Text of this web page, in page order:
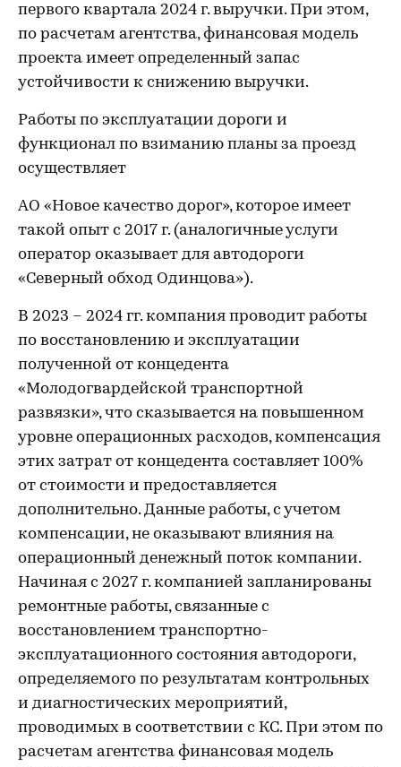
первого квартала 2024 г. выручки. При этом,
по расчетам агентства, финансовая модель
проекта имеет определенный запас
устойчивости к снижению выручки.
Работы по эксплуатации дороги и
функционал по взиманию планы за проезд
осуществляет
АО «Новое качество дорог», которое имеет
такой опыт с 2017 г. (аналогичные услуги
оператор оказывает для автодороги
«Северный обход Одинцова»).
В 2023 – 2024 гг. компания проводит работы
по восстановлению и эксплуатации
полученной от концедента
«Молодогвардейской транспортной
развязки», что сказывается на повышенном
уровне операционных расходов, компенсация
этих затрат от концедента составляет 100%
от стоимости и предоставляется
дополнительно. Данные работы, с учетом
компенсации, не оказывают влияния на
операционный денежный поток компании.
Начиная с 2027 г. компанией запланированы
ремонтные работы, связанные с
восстановлением транспортно-
эксплуатационного состояния автодороги,
определяемого по результатам контрольных
и диагностических мероприятий,
проводимых в соответствии с КС. При этом по
расчетам агентства финансовая модель